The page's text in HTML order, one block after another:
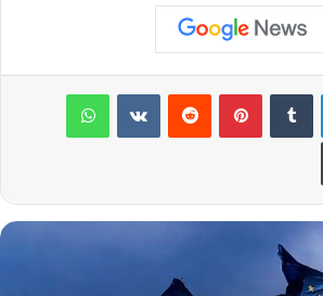
لينكدإن بينتيريست
واتساب
طباعة